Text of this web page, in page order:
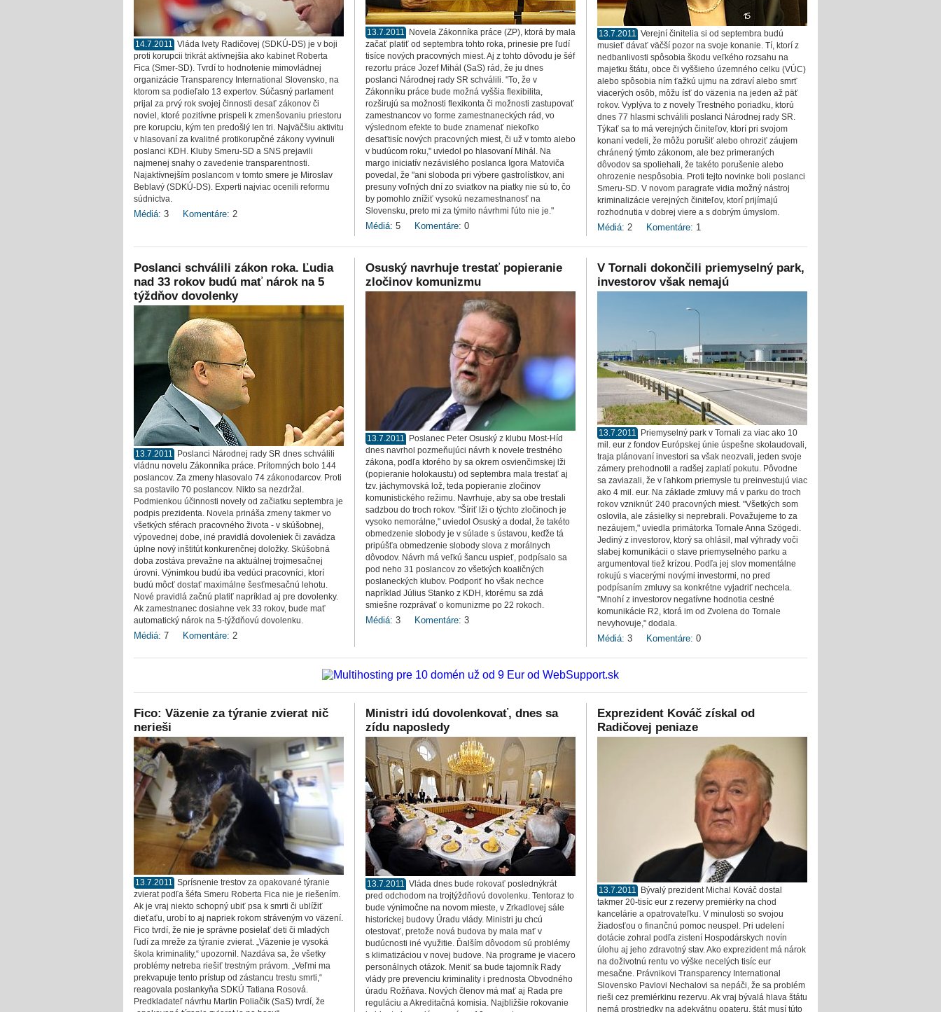
14.7.2011 Vláda Ivety Radičovej (SDKÚ-DS) je v boji
proti korupcii trikrát aktívnejšia ako kabinet Roberta
Fica (Smer-SD). Tvrdí to hodnotenie mimovládnej
organizácie Transparency International Slovensko, na
ktorom sa podieľalo 13 expertov. Súčasný parlament
prijal za prvý rok svojej činnosti desať zákonov či
noviel, ktoré pozitívne prispeli k zmenšovaniu priestoru
pre korupciu, kým ten predošlý len tri. Najväčšiu aktivitu
v hlasovaní za kvalitné protikorupčné zákony vyvinuli
poslanci KDH. Kluby Smeru-SD a SNS prejavili
najmenej snahy o zavedenie transparentnosti.
Najaktívnejším poslancom v tomto smere je Miroslav
Beblavý (SDKÚ-DS). Experti najviac ocenili reformu
súdnictva.
Médiá: 3 Komentáre: 2
13.7.2011
Novela Zákonníka práce (ZP), ktorá by mala
začať platiť od septembra tohto roka, prinesie pre ľudí
tisíce nových pracovných miest. Aj z tohto dôvodu je šéf
rezortu práce Jozef Mihál (SaS) rád, že ju dnes
poslanci Národnej rady SR schválili. "To, že v
Zákonníku práce bude možná vyššia flexibilita,
rozširujú sa možnosti flexikonta či možnosti zastupovať
zamestnancov vo forme zamestnaneckých rád, vo
výslednom efekte to bude znamenať niekoľko
desaťtisíc nových pracovných miest, či už v tomto alebo
v budúcom roku," uviedol po hlasovaní Mihál. Na
margo iniciatív nezávislého poslanca Igora Matoviča
povedal, že "ani sloboda pri výbere gastrolístkov, ani
presuny voľných dní zo sviatkov na piatky nie sú to, čo
by pomohlo znížiť vysokú nezamestnanosť na
Slovensku, preto mi za týmito návrhmi ľúto nie je."
Médiá: 5 Komentáre: 0
13.7.2011 Verejní činitelia si od septembra budú
musieť dávať väčší pozor na svoje konanie. Tí, ktorí z
nedbanlivosti spôsobia škodu veľkého rozsahu na
majetku štátu, obce či vyššieho územného celku (VÚC)
alebo spôsobia ním ťažkú ujmu na zdraví alebo smrť
viacerých osôb, môžu ísť do väzenia na jeden až päť
rokov. Vyplýva to z novely Trestného poriadku, ktorú
dnes 77 hlasmi schválili poslanci Národnej rady SR.
Týkať sa to má verejných činiteľov, ktorí pri svojom
konaní vedeli, že môžu porušiť alebo ohroziť záujem
chránený týmto zákonom, ale bez primeraných
dôvodov sa spoliehali, že takéto porušenie alebo
ohrozenie nespôsobia. Proti tejto novinke boli poslanci
Smeru-SD. V novom paragrafe vidia možný nástroj
kriminalizácie verejných činiteľov, ktorí prijímajú
rozhodnutia v dobrej viere a s dobrým úmyslom.
Médiá: 2 Komentáre: 1
Poslanci schválili zákon roka. Ľudia
nad 33 rokov budú mať nárok na 5
týždňov dovolenky
13.7.2011
Poslanci Národnej rady SR dnes schválili
vládnu novelu Zákonníka práce. Prítomných bolo 144
poslancov. Za zmeny hlasovalo 74 zákonodarcov. Proti
sa postavilo 70 poslancov. Nikto sa nezdržal.
Podmienkou účinnosti novely od začiatku septembra je
podpis prezidenta. Novela prináša zmeny takmer vo
všetkých sférach pracovného života - v skúšobnej,
výpovednej dobe, iné pravidlá dovoleniek či zavádza
úplne nový inštitút konkurenčnej doložky. Skúšobná
doba zostáva prevažne na aktuálnej trojmesačnej
úrovni. Výnimkou budú iba vedúci pracovníci, ktorí
budú môcť dostať maximálne šesťmesačnú lehotu.
Nové pravidlá začnú platiť napríklad aj pre dovolenky.
Ak zamestnanec dosiahne vek 33 rokov, bude mať
automatický nárok na 5-týždňovú dovolenku.
Médiá: 7 Komentáre: 2
Osuský navrhuje trestať popieranie
zločinov komunizmu
13.7.2011
Poslanec Peter Osuský z klubu Most-Híd
dnes navrhol pozmeňujúci návrh k novele trestného
zákona, podľa ktorého by sa okrem osvienčimskej lži
(popieranie holokaustu) od septembra mala trestať aj
tzv. jáchymovská lož, teda popieranie zločinov
komunistického režimu. Navrhuje, aby sa obe trestali
sadzbou do troch rokov. "Šíriť lži o týchto zločinoch je
vysoko nemorálne," uviedol Osuský a dodal, že takéto
obmedzenie slobody je v súlade s ústavou, keďže tá
pripúšťa obmedzenie slobody slova z morálnych
dôvodov. Návrh má veľkú šancu uspieť, podpísalo sa
pod neho 31 poslancov zo všetkých koaličných
poslaneckých klubov. Podporiť ho však nechce
napríklad Július Stanko z KDH, ktorému sa zdá
smiešne rozprávať o komunizme po 22 rokoch.
Médiá: 3 Komentáre: 3
V Tornali dokončili priemyselný park,
investorov však nemajú
13.7.2011
Priemyselný park v Tornali za viac ako 10
mil. eur z fondov Európskej únie úspešne skolaudovali,
traja plánovaní investori sa však neozvali, jeden svoje
zámery prehodnotil a radšej zaplatí pokutu. Pôvodne
sa zaviazali, že v ľahkom priemysle tu preinvestujú viac
ako 4 mil. eur. Na základe zmluvy má v parku do troch
rokov vzniknúť 240 pracovných miest. "Všetkých som
oslovila, ale zásielky si neprebrali. Považujeme to za
nezáujem," uviedla primátorka Tornale Anna Szögedi.
Jediný z investorov, ktorý sa ohlásil, mal výhrady voči
slabej komunikácii o stave priemyselného parku a
argumentoval tiež krízou. Podľa jej slov momentálne
rokujú s viacerými novými investormi, no pred
podpísaním zmluvy sa konkrétne vyjadriť nechcela.
"Mnohí z investorov negatívne hodnotia cestné
komunikácie R2, ktorá im od Zvolena do Tornale
nevyhovuje," dodala.
Médiá: 3 Komentáre: 0
Fico: Väzenie za týranie zvierat nič
nerieši
13.7.2011 Sprísnenie trestov za opakované týranie
zvierat podľa šéfa Smeru Roberta Fica nie je riešením.
Ak je vraj niekto schopný ubiť psa k smrti či ublížiť
dieťaťu, urobí to aj napriek rokom stráveným vo väzení.
Fico tvrdí, že nie je správne posielať deti či mladých
ľudí za mreže za týranie zvierat. „Väzenie je vysoká
škola kriminality,“ upozornil. Nazdáva sa, že všetky
problémy netreba riešiť trestným právom. „Veľmi ma
prekvapuje tento prístup od zástancu trestu smrti,“
reagovala poslankyňa SDKÚ Tatiana Rosová.
Predkladateľ návrhu Martin Poliačik (SaS) tvrdí, že
Ministri idú dovolenkovať, dnes sa
zídu naposledy
13.7.2011 Vláda dnes bude rokovať poslednýkrát
pred odchodom na trojtýždňovú dovolenku. Tentoraz to
bude výnimočne na novom mieste, v Zrkadlovej sále
historickej budovy Úradu vlády. Ministri ju chcú
otestovať, pretože nová budova by mala mať v
budúcnosti iné využitie. Ďalším dôvodom sú problémy
s klimatizáciou v novej budove. Na programe je viacero
personálnych otázok. Meniť sa bude tajomník Rady
vlády pre prevenciu kriminality i prednosta Obvodného
úradu Rožňava. Nových členov má mať aj Rada pre
reguláciu a Akreditačná komisia. Najbližšie rokovanie
Exprezident Kováč získal od
Radičovej peniaze
13.7.2011
Bývalý prezident Michal Kováč dostal
takmer 20-tisíc eur z rezervy premiérky na chod
kancelárie a opatrovateľku. V minulosti so svojou
žiadosťou o finančnú pomoc neuspel. Pri udelení
dotácie zohral podľa zistení Hospodárskych novín
úlohu aj jeho zdravotný stav. Ako exprezident má nárok
na doživotnú rentu vo výške necelých tisíc eur
mesačne. Právnikovi Transparency International
Slovensko Pavlovi Nechalovi sa nepáči, že sa problém
rieši cez premiérkinu rezervu. Ak vraj bývalá hlava štátu
nemá prostriedky na adekvátnu opateru, štát musí túto